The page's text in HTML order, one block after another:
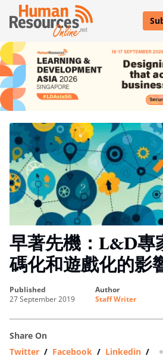
早著先機：L&D專
碼化和遊戲化的影
published
27 September 2019
author
Staff Writer
Share On
Twitter / Facebook / Linkedin /